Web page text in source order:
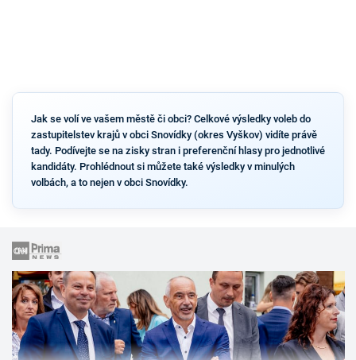
Jak se volí ve vašem městě či obci? Celkové výsledky voleb do
zastupitelstev krajů v obci Snovídky (okres Vyškov) vidíte právě
tady. Podívejte se na zisky stran i preferenční hlasy pro jednotlivé
kandidáty. Prohlédnout si můžete také výsledky v minulých
volbách, a to nejen v obci Snovídky.